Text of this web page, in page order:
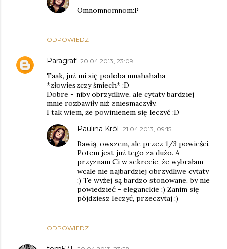
ODPOWIEDZ
Omnomnomnom:P
Paragraf 20.04.2013, 23:09
Taak, już mi się podoba muahahaha
*złowieszczy śmiech* :D
Dobre - niby obrzydliwe, ale cytaty bardziej
mnie rozbawiły niż zniesmaczyły.
I tak wiem, że powinienem się leczyć :D
ODPOWIEDZ
Paulina Król 21.04.2013, 09:15
Bawią, owszem, ale przez 1/3 powieści.
Potem jest już tego za dużo. A
przyznam Ci w sekrecie, że wybrałam
wcale nie najbardziej obrzydliwe cytaty
:) Te wyżej są bardzo stonowane, by nie
powiedzieć - eleganckie ;) Zanim się
pójdziesz leczyć, przeczytaj :)